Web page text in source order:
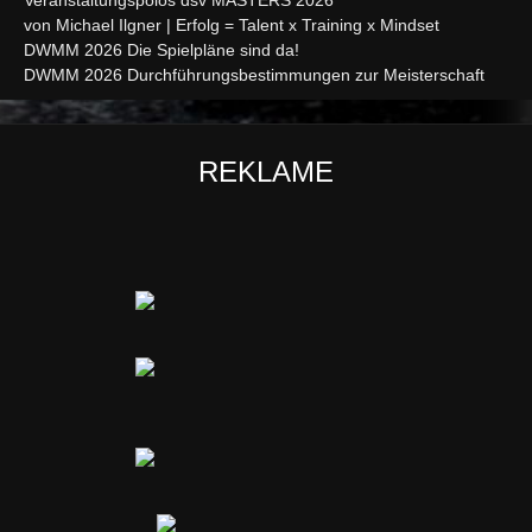
von Michael Ilgner | Erfolg = Talent x Training x Mindset
DWMM 2026 Die Spielpläne sind da!
DWMM 2026 Durchführungsbestimmungen zur Meisterschaft
REKLAME